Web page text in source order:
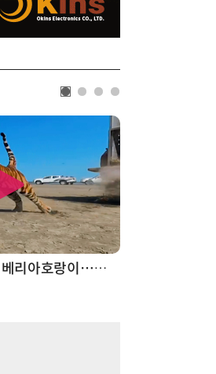
70년 만에 돌아온 시베리아호랑이…카자흐스탄 야생에 풀렸다